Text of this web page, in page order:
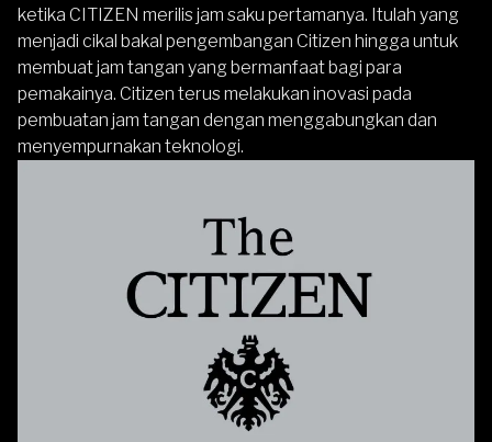
ketika CITIZEN merilis jam saku pertamanya. Itulah yang
menjadi cikal bakal pengembangan Citizen hingga untuk
membuat jam tangan yang bermanfaat bagi para
pemakainya. Citizen terus melakukan inovasi pada
pembuatan jam tangan dengan menggabungkan dan
menyempurnakan teknologi.